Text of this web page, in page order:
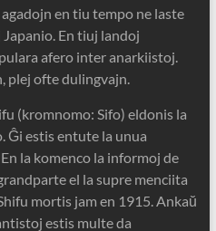
en tiu tempo ne laste
En tiuj landoj
afero inter anarkiistoj.
plej ofte dulingvajn.
(kromnomo: Sifo) eldonis la
Ĝi estis entute la unua
la komenco la informoj de
el la supre menciita
mortis jam en 1915. Ankaŭ
estis multe da